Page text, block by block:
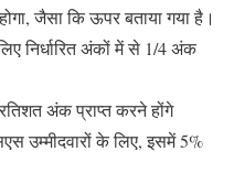
जैसा कि ऊपर बताया गया है।
निर्धारित अंकों में से 1/4 अंक
अंक प्राप्त करने होंगे
उम्मीदवारों के लिए, इसमें 5%